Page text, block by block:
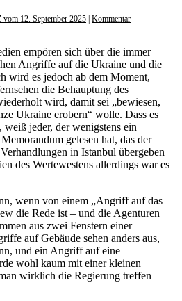
vom 12. September 2025 Kommentar
empören sich über die immer
Angriffe auf die Ukraine und die
wird es jedoch ab dem Moment,
die Behauptung des
wird, damit sei „bewiesen,
Ukraine erobern“ wolle. Dass es
jeder, der wenigstens ein
gelesen hat, das der
in Istanbul übergeben
des Wertewestens allerdings war es
wenn von einem „Angriff auf das
die Rede ist – und die Agenturen
aus zwei Fenstern einer
auf Gebäude sehen anders aus,
und ein Angriff auf eine
wohl kaum mit einer kleinen
wirklich die Regierung treffen